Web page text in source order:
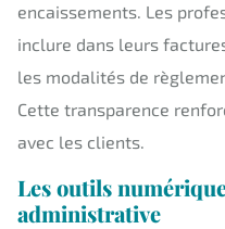
encaissements. Les
inclure dans leurs
les modalités de
Cette transparence
avec les clients.
Les outils
administrative